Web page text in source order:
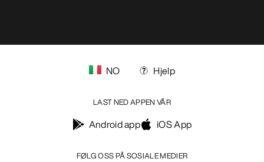
FØLG OSS PÅ SOSIALE MEDIER
NO Hjelp
LAST NED APPEN VÅR
Android app iOS App